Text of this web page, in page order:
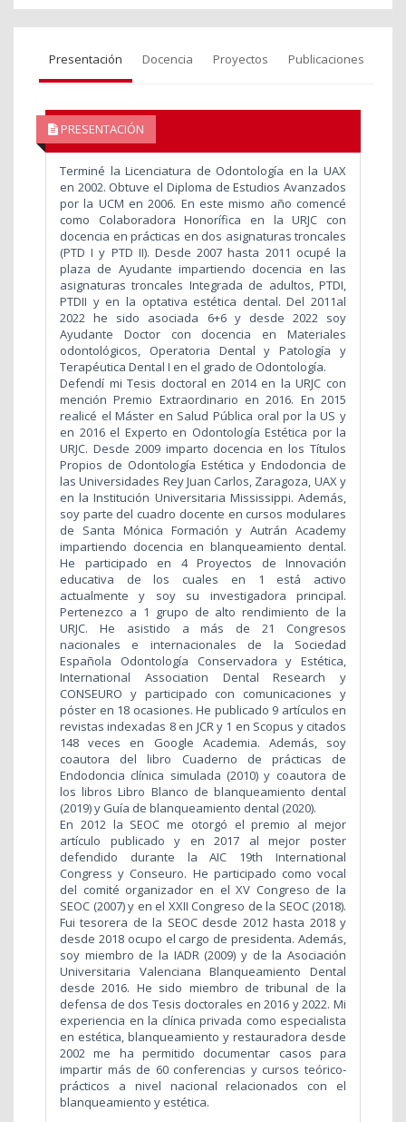
Presentación Docencia Proyectos Publicaciones
PRESENTACIÓN
Terminé la Licenciatura de Odontología en la UAX
en 2002. Obtuve el Diploma de Estudios Avanzados
por la UCM en 2006. En este mismo año comencé
como Colaboradora Honorífica en la URJC con
docencia en prácticas en dos asignaturas troncales
(PTD I y PTD II). Desde 2007 hasta 2011 ocupé la
plaza de Ayudante impartiendo docencia en las
asignaturas troncales Integrada de adultos, PTDI,
PTDII y en la optativa estética dental. Del 2011al
2022 he sido asociada 6+6 y desde 2022 soy
Ayudante Doctor con docencia en Materiales
odontológicos, Operatoria Dental y Patología y
Terapéutica Dental I en el grado de Odontología.
Defendí mi Tesis doctoral en 2014 en la URJC con
mención Premio Extraordinario en 2016. En 2015
realicé el Máster en Salud Pública oral por la US y
en 2016 el Experto en Odontología Estética por la
URJC. Desde 2009 imparto docencia en los Títulos
Propios de Odontología Estética y Endodoncia de
las Universidades Rey Juan Carlos, Zaragoza, UAX y
en la Institución Universitaria Mississippi. Además,
soy parte del cuadro docente en cursos modulares
de Santa Mónica Formación y Autrán Academy
impartiendo docencia en blanqueamiento dental.
He participado en 4 Proyectos de Innovación
educativa de los cuales en 1 está activo
actualmente y soy su investigadora principal.
Pertenezco a 1 grupo de alto rendimiento de la
URJC. He asistido a más de 21 Congresos
nacionales e internacionales de la Sociedad
Española Odontología Conservadora y Estética,
International Association Dental Research y
CONSEURO y participado con comunicaciones y
póster en 18 ocasiones. He publicado 9 artículos en
revistas indexadas 8 en JCR y 1 en Scopus y citados
148 veces en Google Academia. Además, soy
coautora del libro Cuaderno de prácticas de
Endodoncia clínica simulada (2010) y coautora de
los libros Libro Blanco de blanqueamiento dental
(2019) y Guía de blanqueamiento dental (2020).
En 2012 la SEOC me otorgó el premio al mejor
artículo publicado y en 2017 al mejor poster
defendido durante la AIC 19th International
Congress y Conseuro. He participado como vocal
del comité organizador en el XV Congreso de la
SEOC (2007) y en el XXII Congreso de la SEOC (2018).
Fui tesorera de la SEOC desde 2012 hasta 2018 y
desde 2018 ocupo el cargo de presidenta. Además,
soy miembro de la IADR (2009) y de la Asociación
Universitaria Valenciana Blanqueamiento Dental
desde 2016. He sido miembro de tribunal de la
defensa de dos Tesis doctorales en 2016 y 2022. Mi
experiencia en la clínica privada como especialista
en estética, blanqueamiento y restauradora desde
2002 me ha permitido documentar casos para
impartir más de 60 conferencias y cursos teórico-
prácticos a nivel nacional relacionados con el
blanqueamiento y estética.